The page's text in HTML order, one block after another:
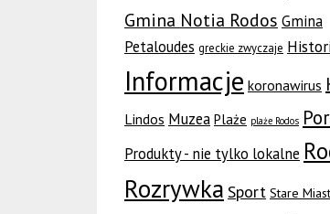
Gmina Notia Rodos Gmina
Petaloudes greckie zwyczaje
Informacje koronawirus
Lindos Muzea Plaże plaże Rodos
Produkty - nie tylko lokalne
Rozrywka Sport Stare